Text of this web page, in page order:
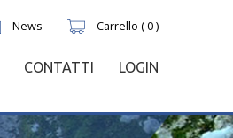
News Carrello ( 0 )
CONTATTI LOGIN